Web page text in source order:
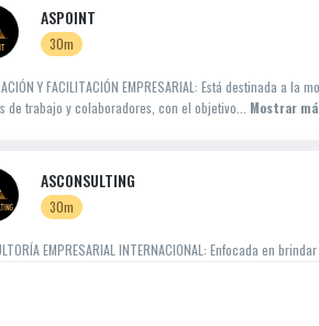
ASPOINT
30m
Y FACILITACIÓN EMPRESARIAL: Está destinada
de trabajo y colaboradores, con el objetivo...
Mostrar
ASCONSULTING
30m
EMPRESARIAL INTERNACIONAL: Enfocada en